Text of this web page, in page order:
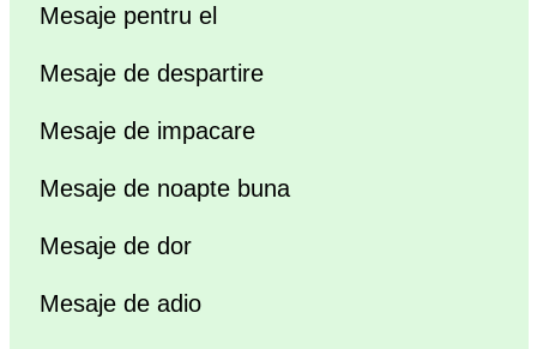
Mesaje pentru el
Mesaje de despartire
Mesaje de impacare
Mesaje de noapte buna
Mesaje de dor
Mesaje de adio